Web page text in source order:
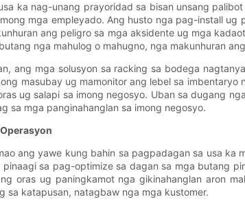
ka nag-unang prayoridad sa bisan unsang
mga empleyado. Ang husto nga pag-install
ang peligro sa mga aksidente ug mga
nga mahulog o mahugno, nga makunhuran
ang mga solusyon sa racking sa bodega
masubay ug mamonitor ang lebel sa
ug salapi sa imong negosyo. Uban sa dugang
sa mga panginahanglan sa imong negosyo.
ang yawe kung bahin sa pagpadagan sa usa ka
pinaagi sa pag-optimize sa dagan sa mga butang
oras ug paningkamot nga gikinahanglan aron
sa katapusan, natagbaw nga mga kustomer.